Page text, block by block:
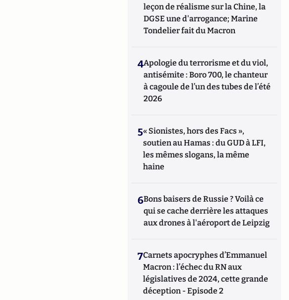
leçon de réalisme sur la Chine, la
DGSE une d'arrogance; Marine
Tondelier fait du Macron
4Apologie du terrorisme et du viol,
antisémite : Boro 700, le chanteur
à cagoule de l’un des tubes de l’été
2026
5« Sionistes, hors des Facs »,
soutien au Hamas : du GUD à LFI,
les mêmes slogans, la même
haine
6Bons baisers de Russie ? Voilà ce
qui se cache derrière les attaques
aux drones à l'aéroport de Leipzig
7Carnets apocryphes d’Emmanuel
Macron : l’échec du RN aux
législatives de 2024, cette grande
déception - Episode 2